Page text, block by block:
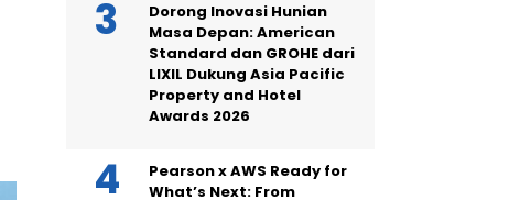
Dorong Inovasi Hunian
Masa Depan: American
Standard dan GROHE dari
LIXIL Dukung Asia Pacific
Property and Hotel
Awards 2026
Pearson x AWS Ready for
What’s Next: From